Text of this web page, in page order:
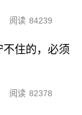
阅读 84239
住的，必须
阅读 82378